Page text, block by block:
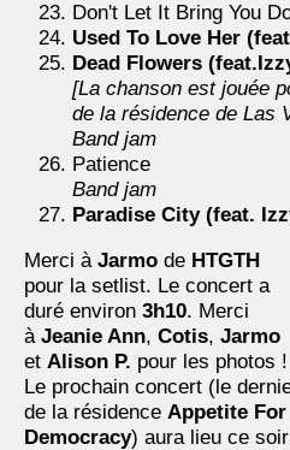
Don't Let It Bring You
Used To Love Her
Dead Flowers
[La chanson est jouée
de la résidence de Las
Band jam
Patience
Band jam
Paradise City (feat.
Merci à Jarmo de HTGTH
pour la setlist. Le concert a
duré environ 3h10. Merci
à Jeanie Ann, Cotis, Jarmo
et Alison P. pour les photos !
Le prochain concert (le
de la résidence Appetite For
Democracy) aura lieu ce